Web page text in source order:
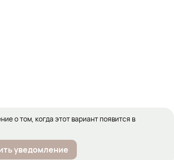
о том, когда этот вариант появится в
уведомление